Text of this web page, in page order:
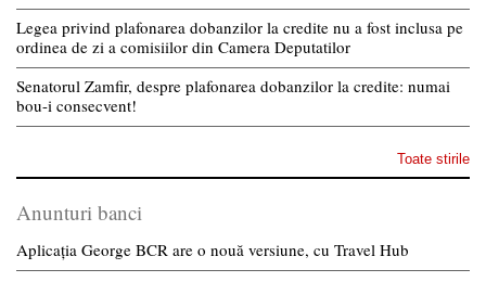
Legea privind plafonarea dobanzilor la credite nu a fost inclusa pe
ordinea de zi a comisiilor din Camera Deputatilor
Senatorul Zamfir, despre plafonarea dobanzilor la credite: numai
bou-i consecvent!
Toate stirile
Anunturi banci
Aplicația George BCR are o nouă versiune, cu Travel Hub